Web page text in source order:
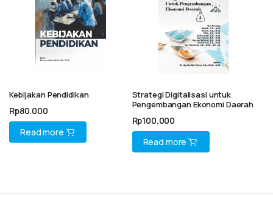
Kebijakan Pendidikan
Rp80.000
Read more
Strategi Digitalisasi untuk
Pengembangan Ekonomi Daerah
Rp100.000
Read more